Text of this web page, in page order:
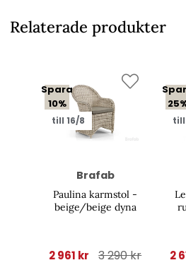
Relaterade produkter
Spara
10%
till 16/8
Brafab
Paulina karmstol -
beige/beige dyna
2 961 kr 3 290 kr
till
2